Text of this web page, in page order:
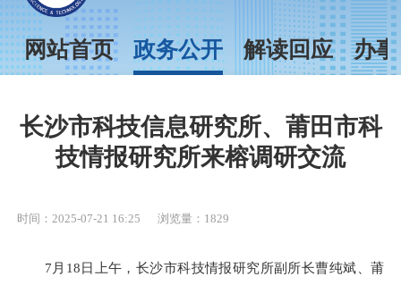
网站首页 政务公开 解读回应 办
长沙市科技信息研究所、莆田市科
技情报研究所来榕调研交流
时间：2025-07-21 16:25 浏览量：1829
7月18日上午，长沙市科技情报研究所副所长曹纯斌、莆